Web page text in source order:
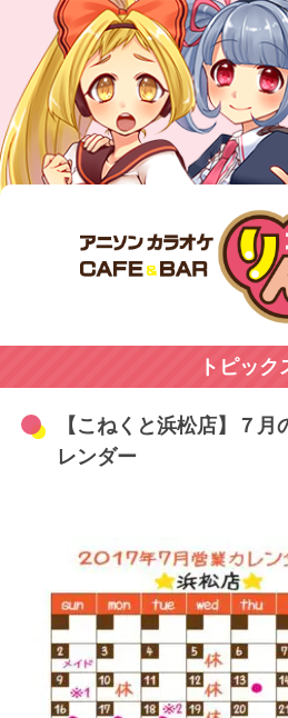
トピック
【こねくと浜松店】７
レンダー